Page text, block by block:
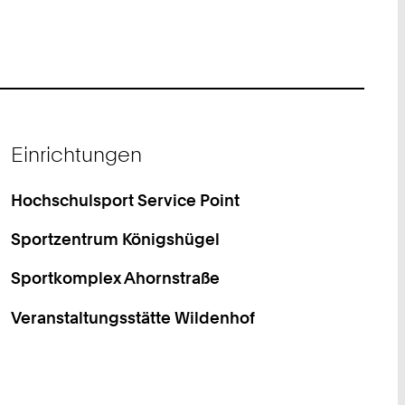
Einrichtungen
Hochschulsport Service Point
Sportzentrum Königshügel
Sportkomplex Ahornstraße
Veranstaltungsstätte Wildenhof